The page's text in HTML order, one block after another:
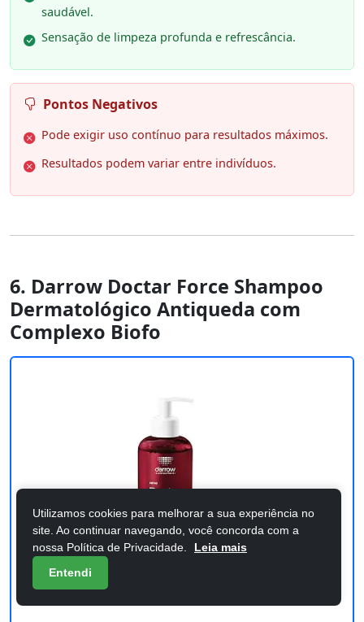
saudável.
Sensação de limpeza profunda e refrescância.
Pontos Negativos
Pode exigir uso contínuo para resultados máximos.
Resultados podem variar entre indivíduos.
6. Darrow Doctar Force Shampoo
Dermatológico Antiqueda com
Complexo Biofo
Utilizamos cookies para melhorar a sua experiência no
site. Ao continuar navegando, você concorda com a
nossa Política de Privacidade.
Leia mais
Entendi